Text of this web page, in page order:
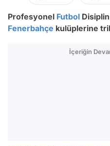
Profesyonel Futbol
Fenerbahçe kulüplerine
İçeriğin